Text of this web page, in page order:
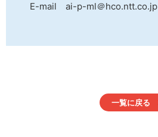
E-mail ai-p-ml＠hco.ntt.co.jp
一覧に戻る